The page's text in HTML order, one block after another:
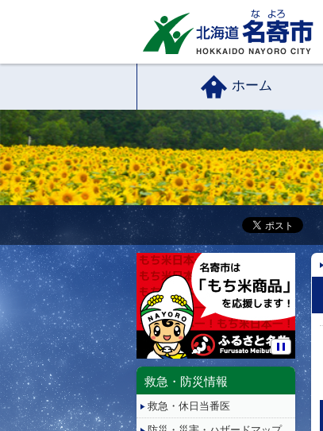
ホーム
停
再
救急・防災情報
救急・休日当番医